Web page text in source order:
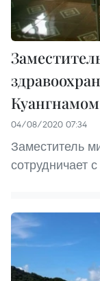
04/08/2020 07:34
Заместитель
сотрудничает